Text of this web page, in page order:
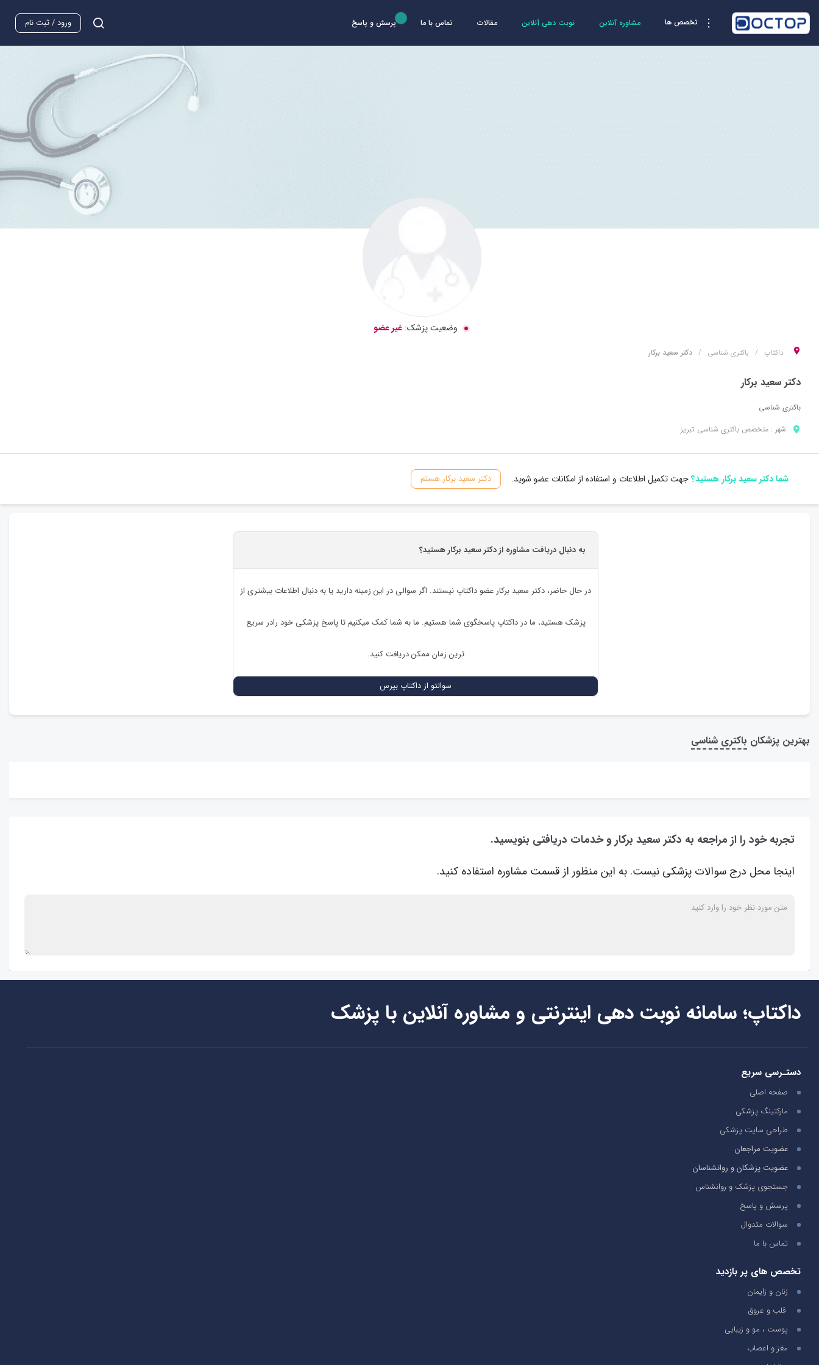
تخصص ها مشاوره آنلاین نوبت دهی آنلاین مقالات تماس با ما پرسش و پاسخ ورود / ثبت نام
وضعیت پزشک: غیر عضو
داکتاپ باکتری شناسی دکتر سعید برکار
دکتر سعید برکار
باکتری شناسی
شهر : متخصص باکتری شناسی تبریز
شما دکتر سعید برکار هستید؟جهت تکمیل اطلاعات و استفاده از امکانات عضو شوید. دکتر سعید برکار هستم
به دنبال دریافت مشاوره از دکتر سعید برکار هستید؟
در حال حاضر، دکتر سعید برکارعضو داکتاپ نیستند. اگر سوالی در این زمینه دارید یا به دنبال اطلاعات بیشتری از
پزشک هستید، ما در داکتاپ پاسخگوی شما هستیم. ما به شما کمک میکنیم تا پاسخ پزشکی خود رادر سریع
ترین زمان ممکن دریافت کنید.
سوالتو از داکتاپ بپرس
بهترین پزشکان باکتری شناسی
تجربه خود را از مراجعه به دکتر سعید برکار و خدمات دریافتی بنویسید.
اینجا محل درج سوالات پزشکی نیست. به این منظور از قسمت مشاوره استفاده کنید.
داکتاپ؛ سامانه نوبت دهی اینترنتی و مشاوره آنلاین با پزشک
دستـرسی سریع
صفحه اصلی
مارکتینگ پزشکی
طراحی سایت پزشکی
عضویت مراجعان
عضویت پزشکان و روانشناسان
جستجوی پزشک و روانشناس
پرسش و پاسخ
سوالات متدوال
تماس با ما
تخصص های پر بازدید
زنان و زایمان
قلب و عروق
پوست ، مو و زیبایی
مغز و اعصاب